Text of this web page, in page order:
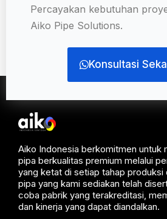
Percayakan kebutuhan
Aiko Pipe Solutions.
Konsultasi
Aiko Indonesia berkomitmen untuk
pipa berkualitas premium melalui
yang ketat di setiap tahap produksi
pipa yang kami sediakan telah
coba pabrik yang terakreditasi,
dan kinerja yang dapat diandalkan.